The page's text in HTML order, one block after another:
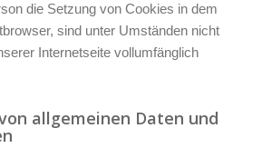
die Setzung von Cookies in dem
sind unter Umständen nicht
Internetseite vollumfänglich
allgemeinen Daten und